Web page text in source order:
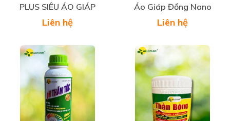
PLUS SIÊU ÁO GIÁP
Liên hệ
Áo Giáp Đồng Nano
Liên hệ